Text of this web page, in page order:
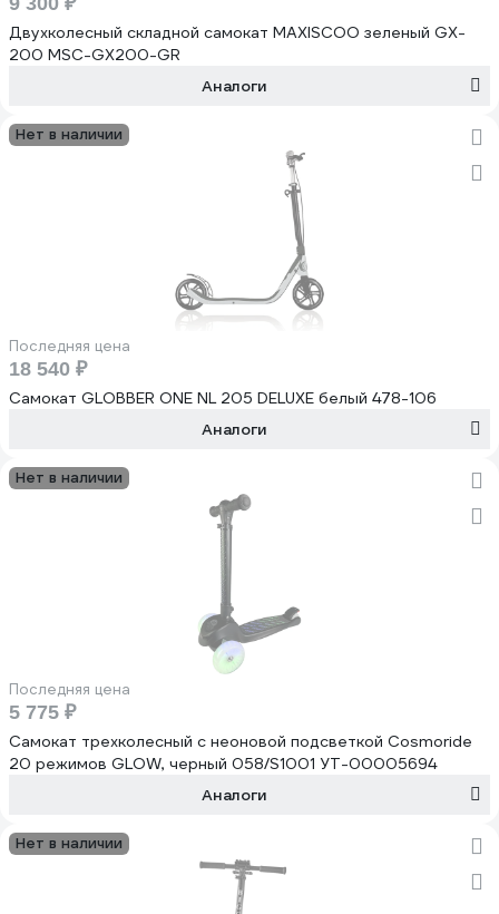
Двухколесный складной самокат MAXISCOO зеленый GX-
200 MSC-GX200-GR
Аналоги
Нет в наличии
Последняя цена
18 540 ₽
Самокат GLOBBER ONE NL 205 DELUXE белый 478-106
Аналоги
Нет в наличии
Последняя цена
5 775 ₽
Самокат трехколесный с неоновой подсветкой Cosmoride
20 режимов GLOW, черный 058/S1001 УТ-00005694
Аналоги
Нет в наличии